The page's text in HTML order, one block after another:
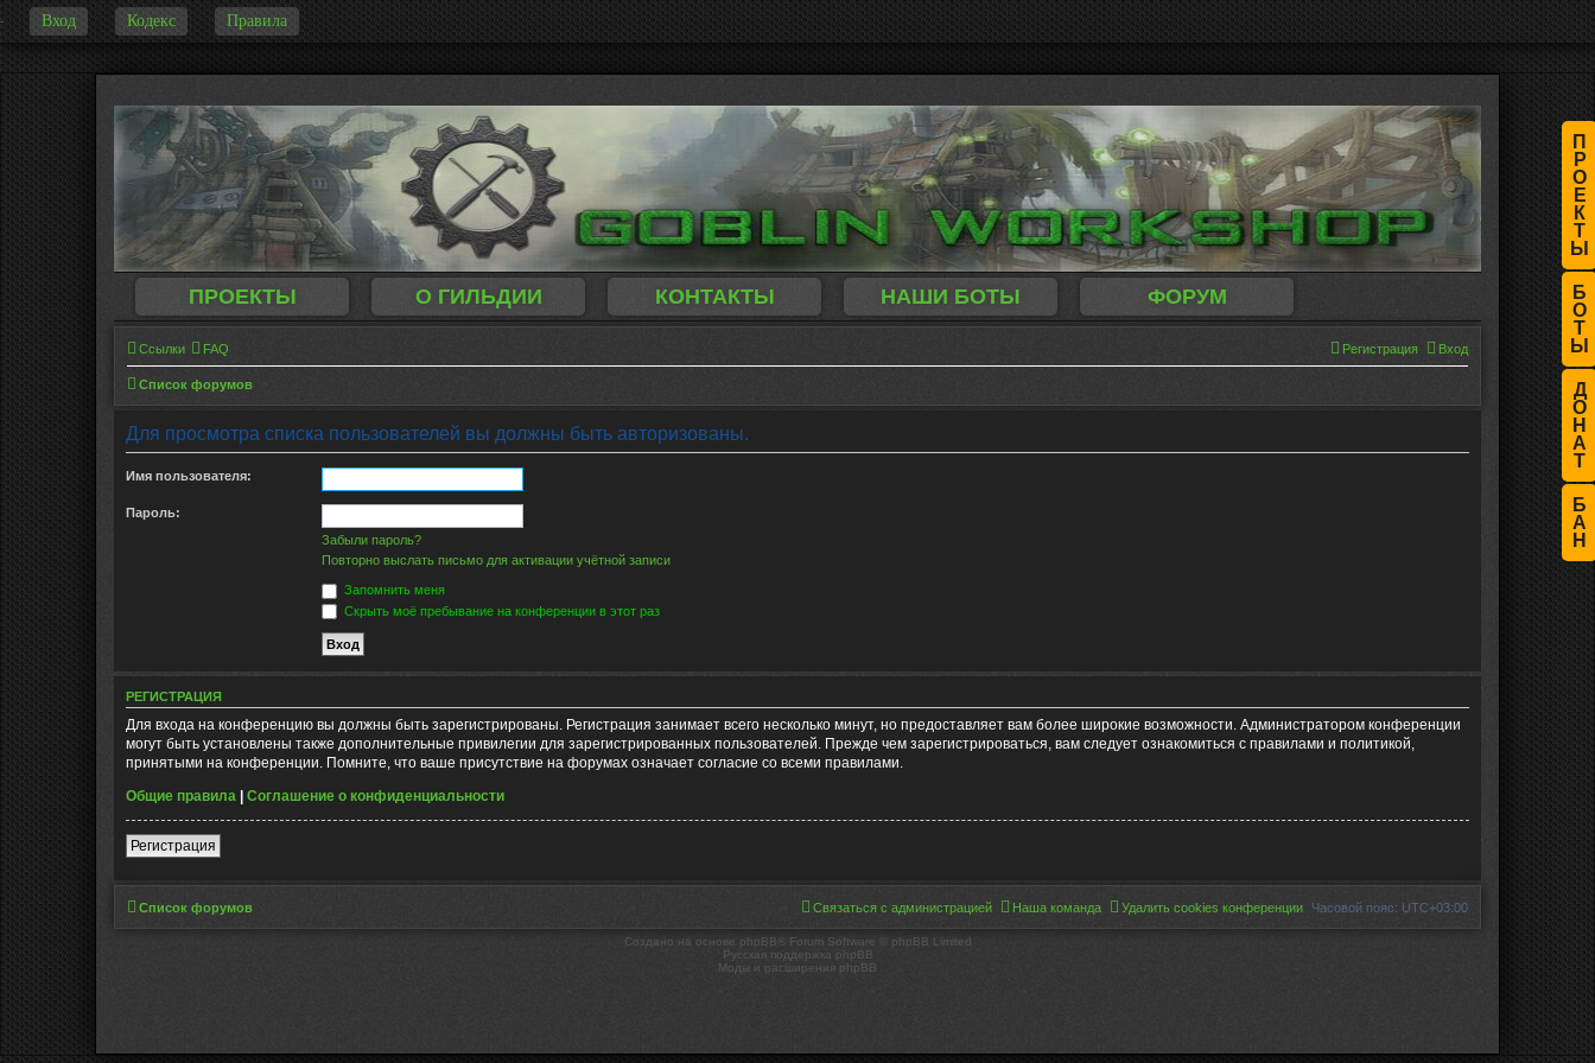
Вход Кодекс Правила
-
П
Р
О
Е
К
Т
Ы
Б
О
Т
Ы
Д
О
Н
А
Т
Б
А
Н
ПРОЕКТЫ О ГИЛЬДИИ КОНТАКТЫ НАШИ БОТЫ ФОРУМ
Ссылки FAQ Вход
Регистрация
Список форумов
Для просмотра списка пользователей вы должны быть авторизованы.
Имя пользователя:
Пароль:
Забыли пароль?
Повторно выслать письмо для активации учётной записи
Запомнить меня
Скрыть моё пребывание на конференции в этот раз
РЕГИСТРАЦИЯ
Для входа на конференцию вы должны быть зарегистрированы. Регистрация занимает всего несколько минут, но предоставляет вам более широкие возможности. Администратором конференции
могут быть установлены также дополнительные привилегии для зарегистрированных пользователей. Прежде чем зарегистрироваться, вам следует ознакомиться с правилами и политикой,
принятыми на конференции. Помните, что ваше присутствие на форумах означает согласие со всеми правилами.
Общие правила | Соглашение о конфиденциальности
Регистрация
Список форумов Часовой пояс: UTC+03:00
Удалить cookies конференции
Наша команда
Связаться с администрацией
Создано на основе phpBB® Forum Software © phpBB Limited
Русская поддержка phpBB
Моды и расширения phpBB